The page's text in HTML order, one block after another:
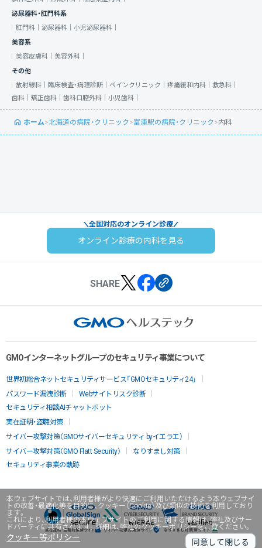
本ウェブサイトでは、利用者様がより快適にご利用いただけるよう本ウェブサイ
トの改善・最適化等を目的に、クッキー（Cookie）及び類似の技術を利用しており
ます。
これにより、利用者様の本ウェブサイトのご利用に関する情報は、弊社及びサー
ドパーティに共有されます。詳細は、弊社のクッキーポリシーをご覧ください。
クッキー等ポリシー 同意して閉じる
泌尿器科・肛門科系
肛門科｜ 泌尿器科｜ 小児泌尿器科｜
美容系
美容皮膚科｜ 美容外科｜
その他
放射線科｜ 臨床検査・病理診断｜ ペインクリニック｜ 疼痛緩和内科｜ 救急科｜
歯科｜ 矯正歯科｜ 歯科口腔外科｜ 小児歯科｜
ホーム>北海道の病院・クリニック>富浦駅の病院・クリニック>内科
全国対応のオンライン診療
オンライン診療の内科を見る
SHARE
GMOインターネットグループのセキュリティ事業について
世界初総合ネットセキュリティサービス「GMOセキュリティ24」
パスワード漏洩診断
Webサイトリスク診断
セキュリティ相談AIチャットボット
実在証明・盗聴対策
サイバー攻撃対策（GMOサイバーセキュリティ byイエラエ）
サイバー攻撃対策（GMO Flatt Security）
なりすまし対策
セキュリティ事業の軌跡